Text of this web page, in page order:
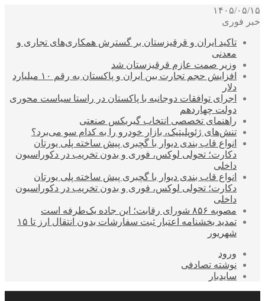
۱۴۰۵/۰۵/۱۵
خبر فوری
تاکید ایران و قرقیزستان بر گسترش همکاری‌های تجاری و
معدنی
وزیر صمت عازم قرقیزستان شد
افزایش حجم تجارت بین ایران و پاکستان به رقم ۱۰ میلیارد
دلار
اجرای توافقات دوجانبه با پاکستان در راستا سیاست محوری
دولت چهاردهم
راهنمای تخصصی انتخاب گیربکس صنعتی
تنش‌های ژئوپلیتیک، بازار خودرو را به کدام سو می‌برد؟
انواع قاب بندی دیوار با گچبری پیش ساخته پلی یورتان
دکارت؛ تحولی لوکس، فوری و بدون تخریب در دکوراسیون
داخلی
انواع قاب بندی دیوار با گچبری پیش ساخته پلی یورتان
دکارت؛ تحولی لوکس، فوری و بدون تخریب در دکوراسیون
داخلی
مصوبه ۸۵۶ شورای رقابت؛ این جاده یک‌طرفه است
تمدید بخشنامه اعتبار ثبت سفارشات بدون انتقال ارز تا ۱۵
شهریور
ورود
نوشته تصادفی
سایدبار